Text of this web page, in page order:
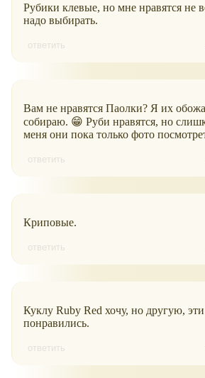
Рубики клевые, но мне нравятся не
надо выбирать.
ответить
Вам не нравятся Паолки? Я их
собираю. 😁 Руби нравятся, но
меня они пока только фото
ответить
Криповые.
ответить
Куклу Ruby Red хочу, но другую,
понравились.
ответить